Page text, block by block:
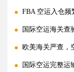
FBA 空运入仓频
国际空运海关查验
欧美海关严查，
国际空运完整运输